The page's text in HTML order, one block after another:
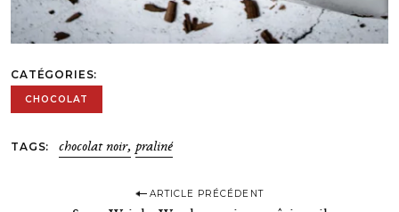
CATÉGORIES
CHOCOLAT
TAGS chocolat noir praliné
ARTICLE PRÉCÉDENT